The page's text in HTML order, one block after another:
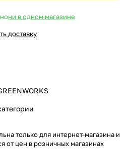
ни в одном магазине
доставку
только для интернет-магазина и
от цен в розничных магазинах